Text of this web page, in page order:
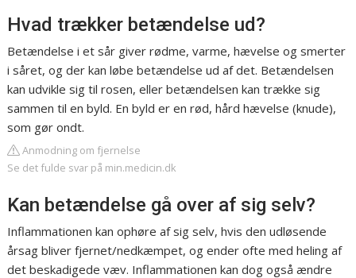
Hvad trækker betændelse ud?
Betændelse i et sår giver rødme, varme, hævelse og smerter
i såret, og der kan løbe betændelse ud af det. Betændelsen
kan udvikle sig til rosen, eller betændelsen kan trække sig
sammen til en byld. En byld er en rød, hård hævelse (knude),
som gør ondt.
Anmodning om fjernelse
Se det fulde svar på min.medicin.dk
Kan betændelse gå over af sig selv?
Inflammationen kan ophøre af sig selv, hvis den udløsende
årsag bliver fjernet/nedkæmpet, og ender ofte med heling af
det beskadigede væv. Inflammationen kan dog også ændre